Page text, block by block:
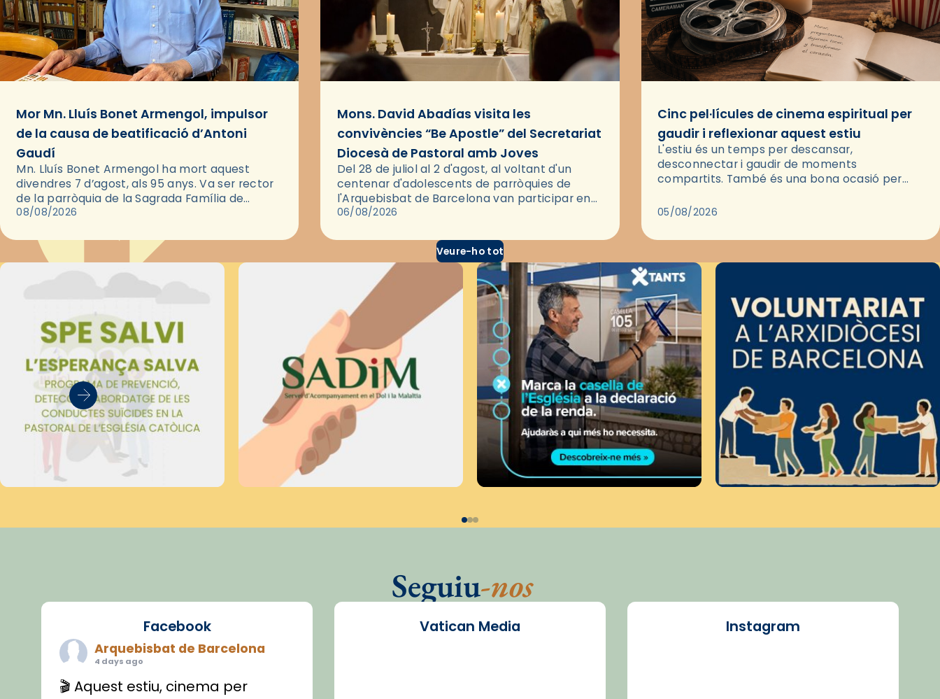
Mor Mn. Lluís Bonet Armengol, impulsor
de la causa de beatificació d’Antoni
Gaudí
Mn. Lluís Bonet Armengol ha mort aquest
divendres 7 d’agost, als 95 anys. Va ser rector
de la parròquia de la Sagrada Família de
Barcelona durant 25 anys, entre 1993 i 2018,…
08/08/2026
Mons. David Abadías visita les
convivències “Be Apostle” del Secretariat
Diocesà de Pastoral amb Joves
Del 28 de juliol al 2 d'agost, al voltant d'un
centenar d'adolescents de parròquies de
l'Arquebisbat de Barcelona van participar en
les convivències Be Apostle, organitzades pel
06/08/2026
Cinc pel·lícules de cinema espiritual per
gaudir i reflexionar aquest estiu
L'estiu és un temps per descansar,
desconnectar i gaudir de moments
compartits. També és una bona ocasió per
través del cinema, reflexionar sobre les…
05/08/2026
Veure-ho tot
Seguiu-nos
Facebook
Arquebisbat de Barcelona
4 days ago
🎬 Aquest estiu, cinema per
Vatican Media Instagram